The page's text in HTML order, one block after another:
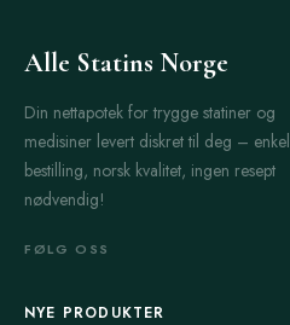
Alle Statins Norge
Din nettapotek for trygge statiner og
medisiner levert diskret til deg – enkel
bestilling, norsk kvalitet, ingen resept
nødvendig!
FØLG OSS
NYE PRODUKTER